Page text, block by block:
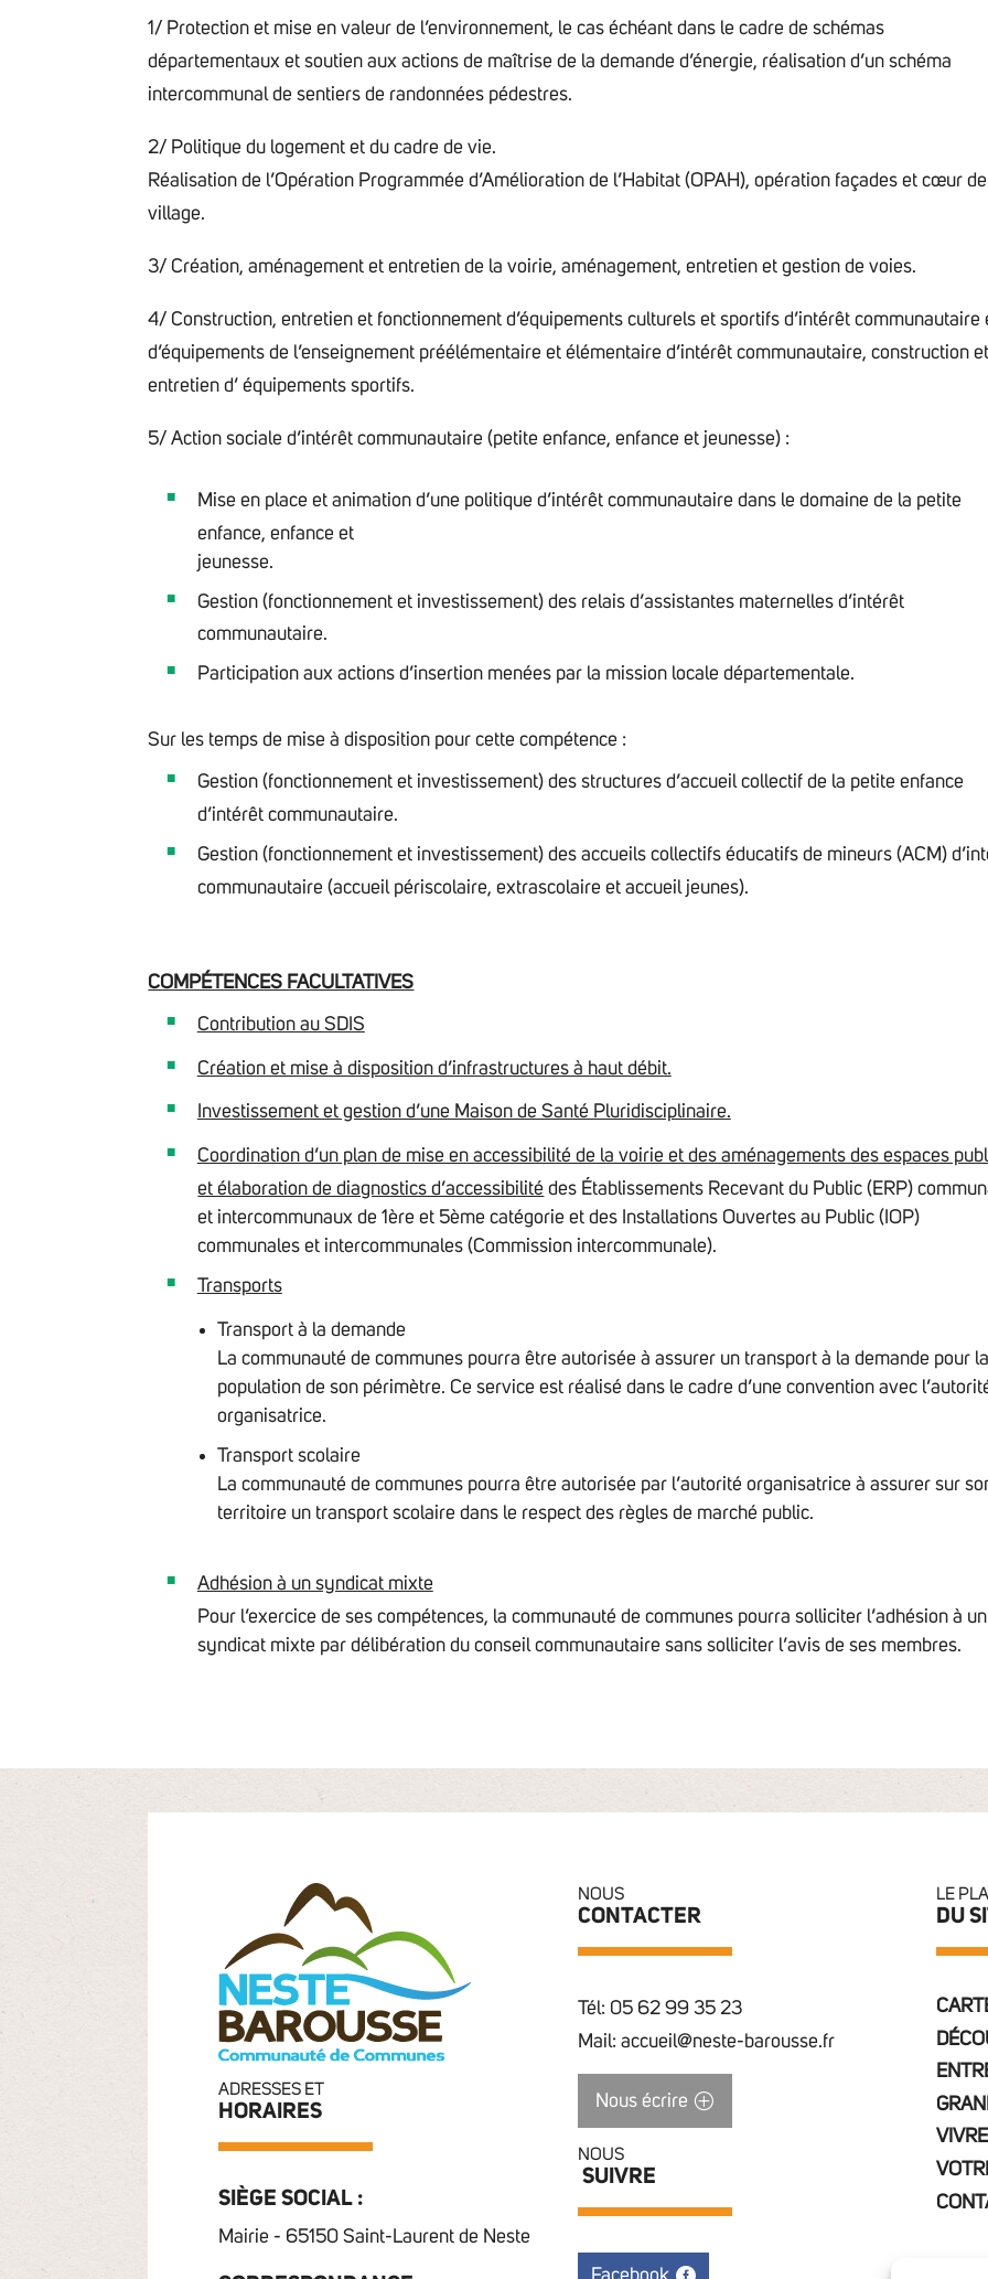
1/ Protection et mise en valeur de l’environnement, le cas échéant dans le cadre de schémas
départementaux et soutien aux actions de maîtrise de la demande d’énergie, réalisation d’un schéma
intercommunal de sentiers de randonnées pédestres.
2/ Politique du logement et du cadre de vie.
Réalisation de l’Opération Programmée d’Amélioration de l’Habitat (OPAH), opération façades et cœur de
village.
3/ Création, aménagement et entretien de la voirie, aménagement, entretien et gestion de voies.
4/ Construction, entretien et fonctionnement d’équipements culturels et sportifs d’intérêt communautaire
d’équipements de l’enseignement préélémentaire et élémentaire d’intérêt communautaire, construction
entretien d’ équipements sportifs.
5/ Action sociale d’intérêt communautaire (petite enfance, enfance et jeunesse) :
Mise en place et animation d’une politique d’intérêt communautaire dans le domaine de la petite
enfance, enfance et
jeunesse.
Gestion (fonctionnement et investissement) des relais d’assistantes maternelles d’intérêt
communautaire.
Participation aux actions d’insertion menées par la mission locale départementale.
Sur les temps de mise à disposition pour cette compétence :
Gestion (fonctionnement et investissement) des structures d’accueil collectif de la petite enfance
d’intérêt communautaire.
Gestion (fonctionnement et investissement) des accueils collectifs éducatifs de mineurs (ACM)
communautaire (accueil périscolaire, extrascolaire et accueil jeunes).
COMPÉTENCES FACULTATIVES
Contribution au SDIS
Création et mise à disposition d’infrastructures à haut débit.
Investissement et gestion d’une Maison de Santé Pluridisciplinaire.
Coordination d’un plan de mise en accessibilité de la voirie et des aménagements des espaces
et élaboration de diagnostics d’accessibilité des Établissements Recevant du Public (ERP)
et intercommunaux de 1ère et 5ème catégorie et des Installations Ouvertes au Public (IOP)
communales et intercommunales (Commission intercommunale).
Transports
Transport à la demande
La communauté de communes pourra être autorisée à assurer un transport à la demande pour
population de son périmètre. Ce service est réalisé dans le cadre d’une convention avec
organisatrice.
Transport scolaire
La communauté de communes pourra être autorisée par l’autorité organisatrice à assurer sur
territoire un transport scolaire dans le respect des règles de marché public.
Adhésion à un syndicat mixte
Pour l’exercice de ses compétences, la communauté de communes pourra solliciter l’adhésion à un
syndicat mixte par délibération du conseil communautaire sans solliciter l’avis de ses membres.
ADRESSES ET
HORAIRES
SIÈGE SOCIAL :
Mairie - 65150 Saint-Laurent de Neste
NOUS
CONTACTER
Tél: 05 62 99 35 23
Mail: accueil@neste-barousse.fr
Nous écrire
NOUS
SUIVRE
LE
DU